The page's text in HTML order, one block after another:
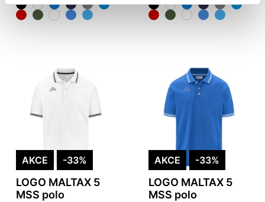
AKCE -33%
LOGO MALTAX 5
MSS polo
AKCE -33%
LOGO MALTAX 5
MSS polo